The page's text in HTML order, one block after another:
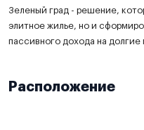
Зеленый град - решение,
элитное жилье, но и
пассивного дохода на долгие
Расположение